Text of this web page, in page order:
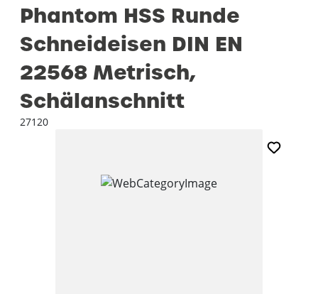
Phantom HSS Runde
Schneideisen DIN EN
22568 Metrisch,
Schälanschnitt
27120